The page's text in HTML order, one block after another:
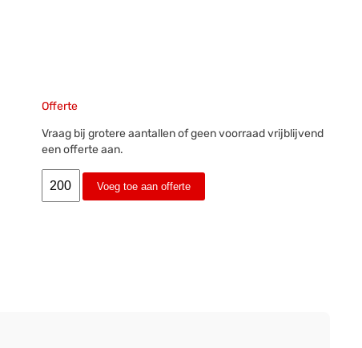
Offerte
Vraag bij grotere aantallen of geen voorraad vrijblijvend
een offerte aan.
Voeg toe aan offerte